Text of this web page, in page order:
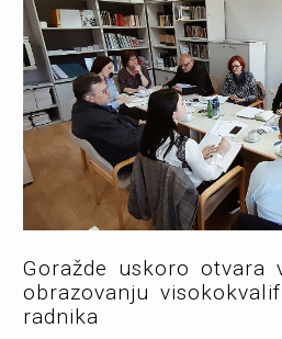
Goražde uskoro otvara
obrazovanju
radnika